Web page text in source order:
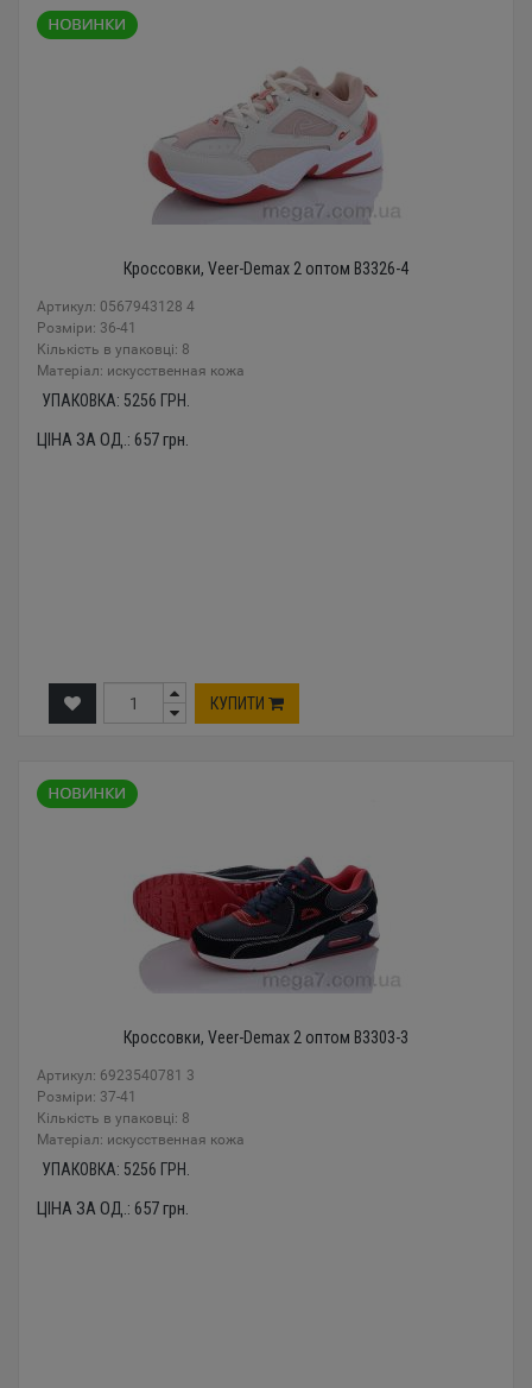
Кроссовки, Veer-Demax 2 оптом B3326-4
Артикул: 0567943128 4
Розміри: 36-41
Кількість в упаковці: 8
Mатеріал: искусственная кожа
УПАКОВКА: 5256 ГРН.
ЦІНА ЗА ОД.: 657грн.
КУПИТИ
Кроссовки, Veer-Demax 2 оптом B3303-3
Артикул: 6923540781 3
Розміри: 37-41
Кількість в упаковці: 8
Mатеріал: искусственная кожа
УПАКОВКА: 5256 ГРН.
ЦІНА ЗА ОД.: 657грн.